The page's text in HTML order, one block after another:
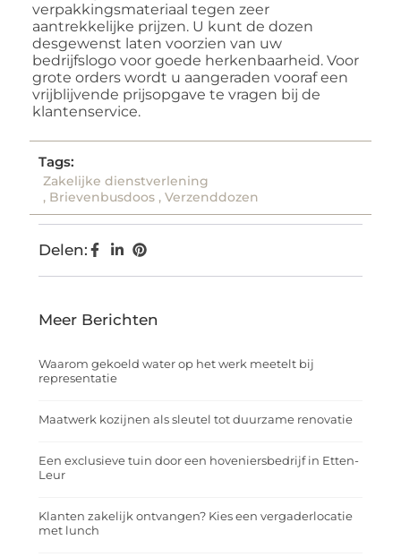
verpakkingsmateriaal tegen zeer
aantrekkelijke prijzen. U kunt de dozen
desgewenst laten voorzien van uw
bedrijfslogo voor goede herkenbaarheid. Voor
grote orders wordt u aangeraden vooraf een
vrijblijvende prijsopgave te vragen bij de
klantenservice.
Tags:
Zakelijke dienstverlening
, Brievenbusdoos , Verzenddozen
Delen:
Meer Berichten
Waarom gekoeld water op het werk meetelt bij
representatie
Maatwerk kozijnen als sleutel tot duurzame renovatie
Een exclusieve tuin door een hoveniersbedrijf in Etten-
Leur
Klanten zakelijk ontvangen? Kies een vergaderlocatie
met lunch